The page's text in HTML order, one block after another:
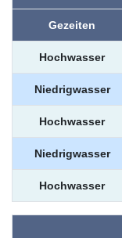
Gezeiten
Hochwasser
Niedrigwasser
Hochwasser
Niedrigwasser
Hochwasser